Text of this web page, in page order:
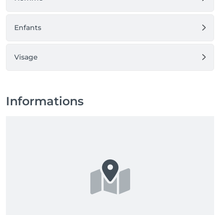
Enfants
Visage
Informations